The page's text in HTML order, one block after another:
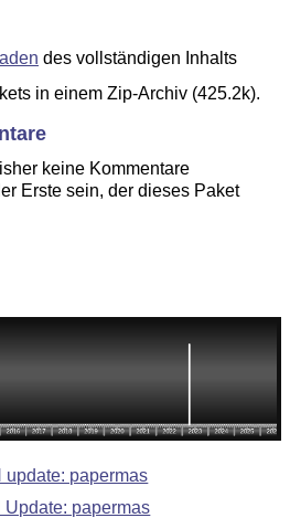
des vollständigen Inhalts
in einem Zip-Archiv (425.2k).
keine Kommentare
Erste sein, der dieses Paket
update: papermas
Update: papermas